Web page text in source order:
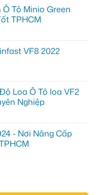
Tô Minio Green
TPHCM
VF8 2022
Loa Ô Tô loa VF2
Nghiệp
- Nơi Nâng Cấp